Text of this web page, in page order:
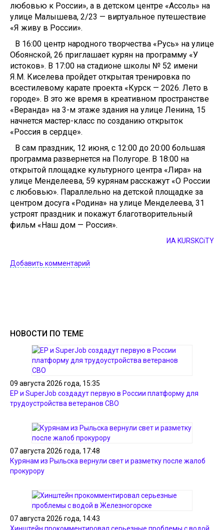
любовью к России», а в детском центре «Ассоль» на
улице Малышева, 2/23 — виртуальное путешествие
«Я живу в России».
В 16:00 центр народного творчества «Русь» на улице
Обоянской, 26 приглашает курян на программу «У
истоков». В 17:00 на стадионе школы № 52 имени
Я.М. Киселева пройдет открытая тренировка по
всестилевому карате проекта «Курск — 2026. Лето в
городе». В это же время в креативном пространстве
«Веранда» на 3-м этаже здания на улице Ленина, 15
начнется мастер-класс по созданию открыток
«Россия в сердце».
В сам праздник, 12 июня, с 12:00 до 20:00 большая
программа развернется на Полугоре. В 18:00 на
открытой площадке культурного центра «Лира» на
улице Менделеева, 59 курянам расскажут «О России
с любовью». Параллельно на детской площадке за
центром досуга «Родина» на улице Менделеева, 31
устроят праздник и покажут благотворительный
фильм «Наш дом — Россия».
ИА KURSKCiTY
Добавить комментарий
НОВОСТИ ПО ТЕМЕ
09 августа 2026 года, 15:35
ЕР и SuperJob создадут первую в России платформу для
трудоустройства ветеранов СВО
07 августа 2026 года, 17:48
Курянам из Рыльска вернули свет и разметку после жалоб
прокурору
07 августа 2026 года, 14:43